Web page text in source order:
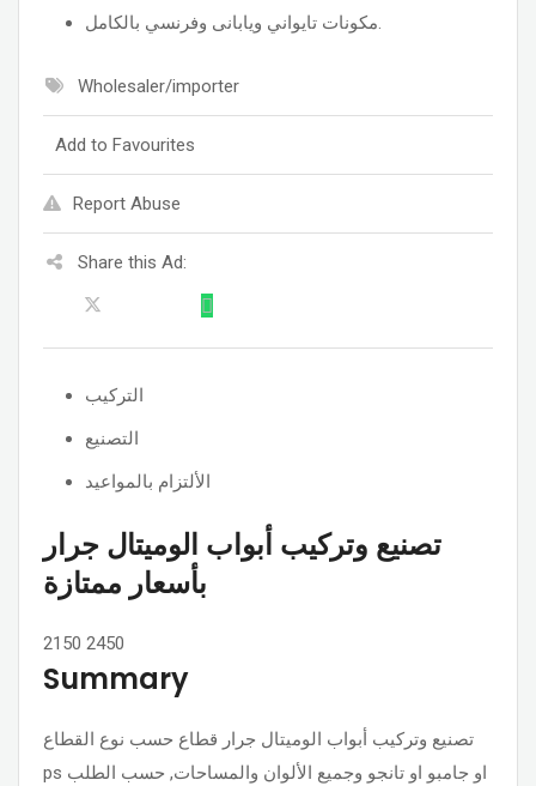
مكونات تايواني ويابانى وفرنسي بالكامل.
Wholesaler/importer
Add to Favourites
Report Abuse
Share this Ad:
التركيب
التصنيع
الألتزام بالمواعيد
تصنيع وتركيب أبواب الوميتال جرار
بأسعار ممتازة
2150 2450
Summary
تصنيع وتركيب أبواب الوميتال جرار قطاع حسب نوع القطاع
ps او جامبو او تانجو وجميع الألوان والمساحات, حسب الطلب